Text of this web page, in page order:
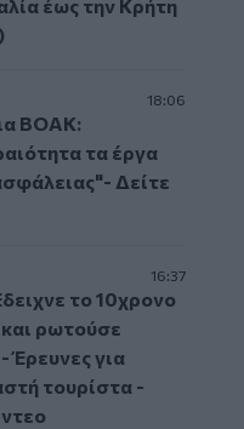
έως την Κρήτη
18:06
ΒΟΑΚ:
τα έργα
Δείτε
16:37
το 10χρονο
και ρωτούσε
Έρευνες για
τουρίστα -